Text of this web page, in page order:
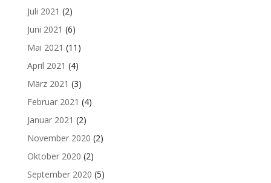
Juli 2021 (2)
Juni 2021 (6)
Mai 2021 (11)
April 2021 (4)
März 2021 (3)
Februar 2021 (4)
Januar 2021 (2)
November 2020 (2)
Oktober 2020 (2)
September 2020 (5)